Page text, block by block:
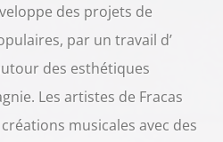
des projets de
par un travail d’
des esthétiques
Les artistes de Fracas
musicales avec des